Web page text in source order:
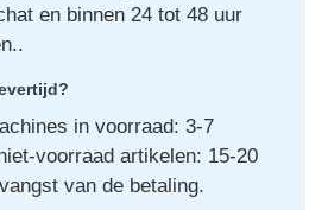
en binnen 24 tot 48 uur
in voorraad: 3-7
voorraad artikelen: 15-20
van de betaling.